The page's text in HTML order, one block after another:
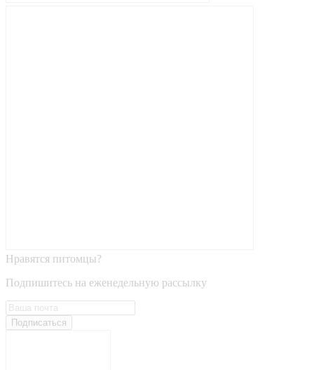
Нравятся питомцы?
Подпишитесь на еженедельную рассылку
Подписаться